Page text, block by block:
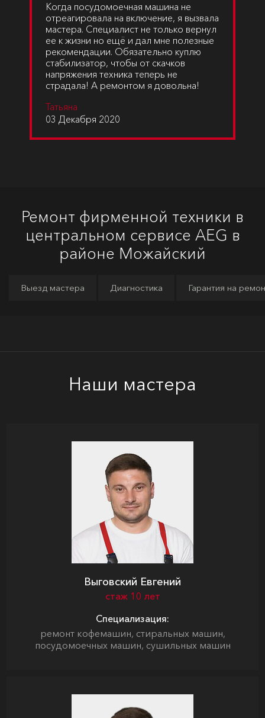
Когда посудомоечная машина не
отреагировала на включение, я вызвала
мастера. Специалист не только вернул
ее к жизни но ещё и дал мне полезные
рекомендации. Обязательно куплю
стабилизатор, чтобы от скачков
напряжения техника теперь не
страдала! А ремонтом я довольна!
Татьяна
03 Декабря 2020
Ремонт фирменной техники в
центральном сервисе AEG в
районе Можайский
Выезд мастера Диагностика Гарантия на
Наши мастера
Выговский Евгений
стаж 10 лет
Специализация:
ремонт кофемашин, стиральных машин,
посудомоечных машин, сушильных машин